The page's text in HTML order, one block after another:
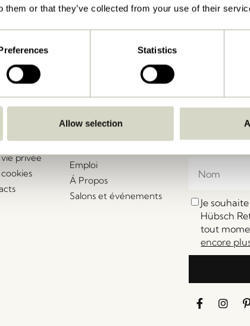
them or that they’ve collected from your use of their
Statistics
Allow selection
client
privée
Á Propos
Emploi
Á Propos
Salons et événements
Let's Stay in
Rejoignez
bénéficiez
ventes
Je
Hübsch
tout
encore